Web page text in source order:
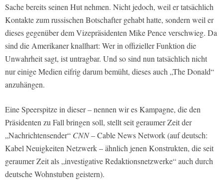
Sache bereits seinen Hut nehmen. Nicht jedoch, weil er tatsächlich
Kontakte zum russischen Botschafter gehabt hatte, sondern weil er
dieses gegenüber dem Vizepräsidenten Mike Pence verschwieg. Da
sind die Amerikaner knallhart: Wer in offizieller Funktion die
Unwahrheit sagt, ist untragbar. Und so sind nun tatsächlich nicht
nur einige Medien eifrig darum bemüht, dieses auch „The Donald“
anzuhängen.
Eine Speerspitze in dieser – nennen wir es Kampagne, die den
Präsidenten zu Fall bringen soll, stellt seit geraumer Zeit der
„Nachrichtensender“ CNN– Cable News Network (auf deutsch:
Kabel Neuigkeiten Netzwerk – ähnlich jenen Konstrukten, die seit
geraumer Zeit als „investigative Redaktionsnetzwerke“ auch durch
deutsche Wohnstuben geistern).